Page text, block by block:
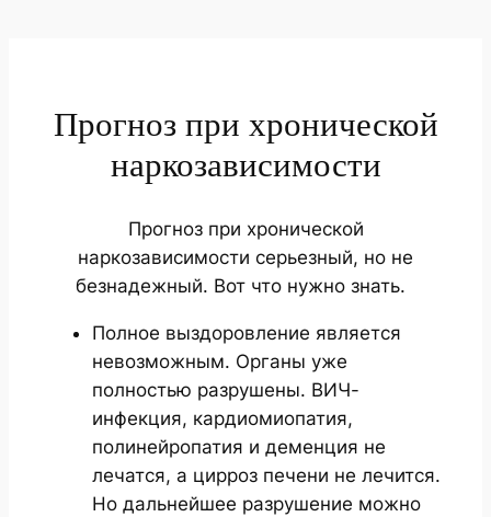
Прогноз при хронической
наркозависимости
Прогноз при хронической
наркозависимости серьезный, но не
безнадежный. Вот что нужно знать.
Полное выздоровление является
невозможным. Органы уже
полностью разрушены. ВИЧ-
инфекция, кардиомиопатия,
полинейропатия и деменция не
лечатся, а цирроз печени не лечится.
Но дальнейшее разрушение можно